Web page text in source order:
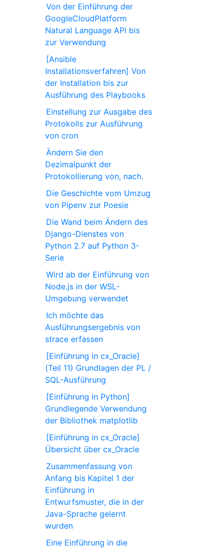
Von der Einführung der
GoogleCloudPlatform
Natural Language API bis
zur Verwendung
[Ansible
Installationsverfahren] Von
der Installation bis zur
Ausführung des Playbooks
Einstellung zur Ausgabe des
Protokolls zur Ausführung
von cron
Ändern Sie den
Dezimalpunkt der
Protokollierung von, nach.
Die Geschichte vom Umzug
von Pipenv zur Poesie
Die Wand beim Ändern des
Django-Dienstes von
Python 2.7 auf Python 3-
Serie
Wird ab der Einführung von
Node.js in der WSL-
Umgebung verwendet
Ich möchte das
Ausführungsergebnis von
strace erfassen
[Einführung in cx_Oracle]
(Teil 11) Grundlagen der PL /
SQL-Ausführung
[Einführung in Python]
Grundlegende Verwendung
der Bibliothek matplotlib
[Einführung in cx_Oracle]
Übersicht über cx_Oracle
Zusammenfassung von
Anfang bis Kapitel 1 der
Einführung in
Entwurfsmuster, die in der
Java-Sprache gelernt
wurden
Eine Einführung in die